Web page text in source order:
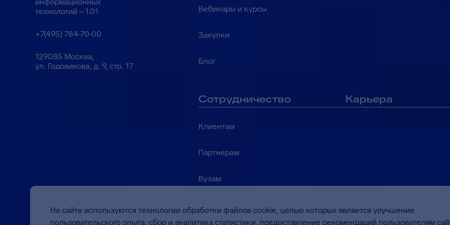
технологий – 1.01
+7(495) 784-70-00
129085 Москва,
ул. Годовикова, д. 9, стр. 17
Вебинары и курсы
Закупки
Блог
Сотрудничество
Клиентам
Партнерам
Вузам
Карьера
На сайте используются технологии обработки файлов cookie, целью которых является улучшение
пользовательского опыта, сбор и аналитика статистики, предоставление рекомендаций пользователям